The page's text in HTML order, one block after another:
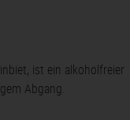
ist ein alkoholfreier
Abgang.